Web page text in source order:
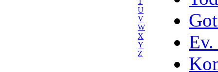
U
V
W
X
Y
Z
Ev.